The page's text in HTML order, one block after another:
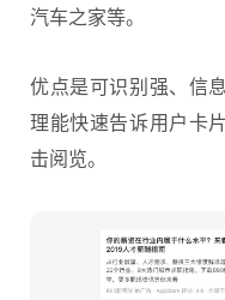
汽车之家等。
优点是可识别强、信
理能快速告诉用户卡
击阅览。